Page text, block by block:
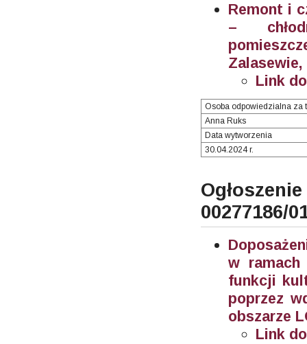
Remont i
–
Link
Osoba odpowiedzialna za
Anna Ruks
Data wytworzenia
30.04.2024 r.
00277186/
w ramach
funkcji
poprzez
obszarze
Link